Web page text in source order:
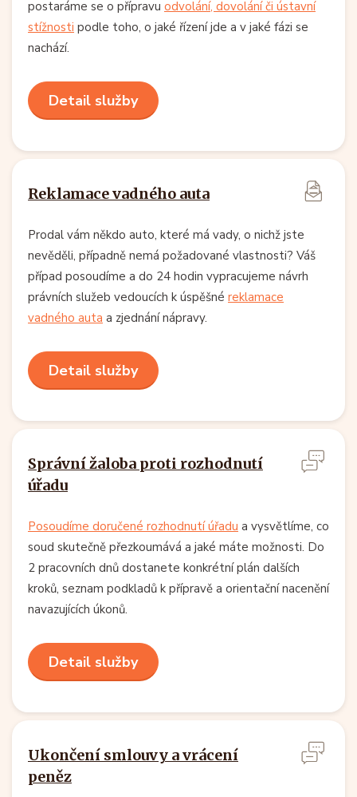
postaráme se o přípravu odvolání, dovolání či ústavní
stížnosti podle toho, o jaké řízení jde a v jaké fázi se
nachází.
Detail služby
Reklamace vadného auta
Prodal vám někdo auto, které má vady, o nichž jste
nevěděli, případně nemá požadované vlastnosti? Váš
případ posoudíme a do 24 hodin vypracujeme návrh
právních služeb vedoucích k úspěšné reklamace
vadného auta a zjednání nápravy.
Detail služby
Správní žaloba proti rozhodnutí
úřadu
Posoudíme doručené rozhodnutí úřadu a vysvětlíme, co
soud skutečně přezkoumává a jaké máte možnosti. Do
2 pracovních dnů dostanete konkrétní plán dalších
kroků, seznam podkladů k přípravě a orientační nacenění
navazujících úkonů.
Detail služby
Ukončení smlouvy a vrácení
peněz